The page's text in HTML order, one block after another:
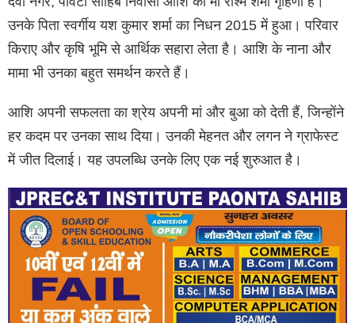
उनके पिता स्वर्गीय यश कुमार शर्मा का निधन 2015 में हुआ। परिवार
किराए और कृषि भूमि से आर्थिक सहारा लेता है। आशि के नाना और
मामा भी उनका बहुत समर्थन करते हैं।
आशि अपनी सफलता का श्रेय अपनी मां और बुआ को देती हैं, जिन्होंने
हर कदम पर उनका साथ दिया। उनकी मेहनत और लगन ने ग्राफेस्ट
में जीत दिलाई। यह उपलब्धि उनके लिए एक नई शुरुआत है।